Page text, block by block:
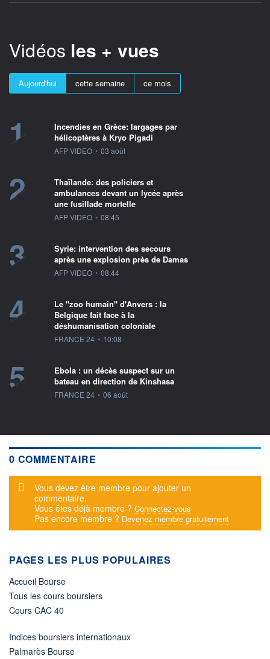
Vidéos les + vues
Aujourd'hui cette semaine ce mois
1
Incendies en Grèce: largages par
hélicoptères à Kryo Pigadi
information fournie par
AFP VIDEO • 03 août
2
Thaïlande: des policiers et
ambulances devant un lycée après
une fusillade mortelle
information fournie par
AFP VIDEO • 08:45
3
Syrie: intervention des secours
après une explosion près de Damas
information fournie par
AFP VIDEO • 08:44
4
Le "zoo humain" d'Anvers : la
Belgique fait face à la
déshumanisation coloniale
information fournie par
FRANCE 24 • 10:08
5
Ebola : un décès suspect sur un
bateau en direction de Kinshasa
information fournie par
FRANCE 24 • 06 août
0 COMMENTAIRE
Message d'alerte
Vous devez être membre pour ajouter un
commentaire.
Vous êtes déjà membre ? Connectez-vous
Pas encore membre ? Devenez membre gratuitement
PAGES LES PLUS POPULAIRES
Accueil Bourse
Tous les cours boursiers
Cours CAC 40
Indices boursiers internationaux
Palmarès Bourse